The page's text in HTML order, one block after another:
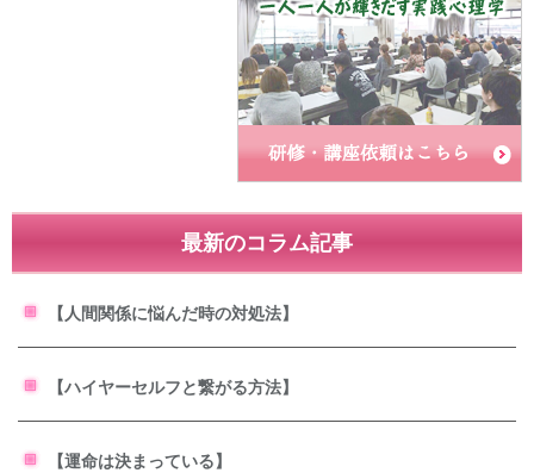
最新のコラム記事
【人間関係に悩んだ時の対処法】
【ハイヤーセルフと繋がる方法】
【運命は決まっている】